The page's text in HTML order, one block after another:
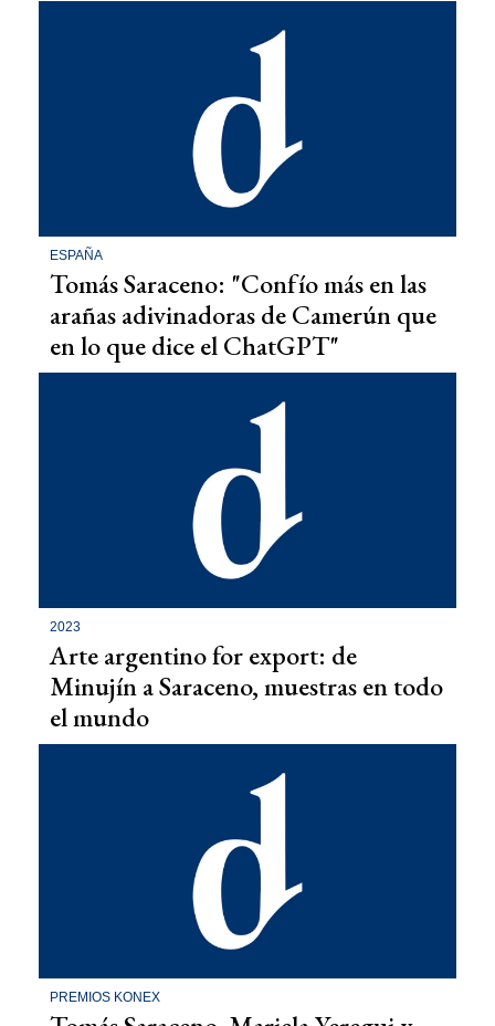
ESPAÑA
Tomás Saraceno: "Confío más en las
arañas adivinadoras de Camerún que
en lo que dice el ChatGPT"
2023
Arte argentino for export: de
Minujín a Saraceno, muestras en todo
el mundo
PREMIOS KONEX